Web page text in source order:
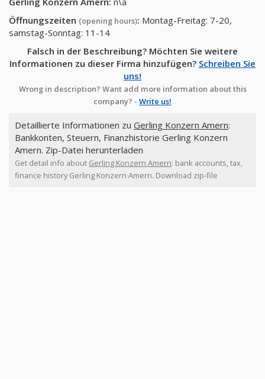
Öffnungszeiten (opening hours): Montag-Freitag: 7-20,
samstag-Sonntag: 11-14
Falsch in der Beschreibung? Möchten Sie weitere
Informationen zu dieser Firma hinzufügen? Schreiben Sie
uns!
Wrong in description? Want add more information about this
company? - Write us!
Detaillierte Informationen zu Gerling Konzern Amern:
Bankkonten, Steuern, Finanzhistorie Gerling Konzern
Amern. Zip-Datei herunterladen
Get detail info about Gerling Konzern Amern: bank accounts, tax,
finance history Gerling Konzern Amern. Download zip-file